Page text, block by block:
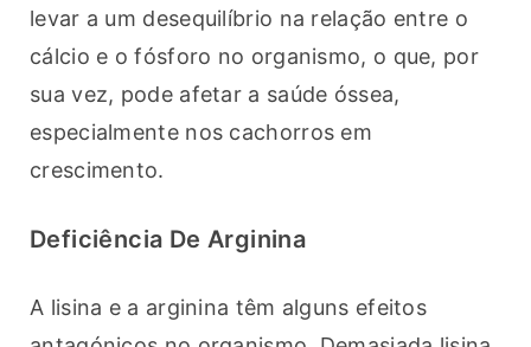
levar a um desequilíbrio na relação entre o
cálcio e o fósforo no organismo, o que, por
sua vez, pode afetar a saúde óssea,
especialmente nos cachorros em
crescimento.
Deficiência De Arginina
A lisina e a arginina têm alguns efeitos